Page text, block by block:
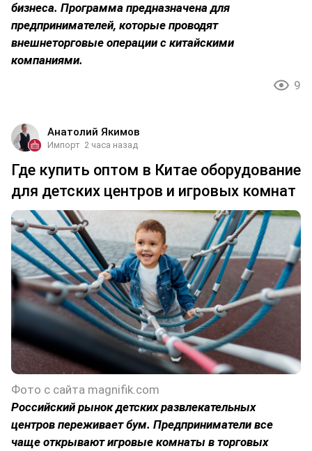
бизнеса. Программа предназначена для
предпринимателей, которые проводят
внешнеторговые операции с китайскими
компаниями.
9
Анатолий Якимов
Импорт 2 часа назад
Где купить оптом в Китае оборудование
для детских центров и игровых комнат
Фото с сайта magnifik.com
Российский рынок детских развлекательных
центров переживает бум. Предприниматели все
чаще открывают игровые комнаты в торговых